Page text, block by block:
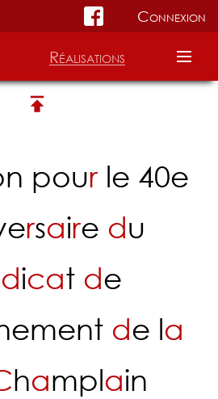
Connexion
Réalisations
pourle 40e
rsaire du
dicat de
de la
hamplain